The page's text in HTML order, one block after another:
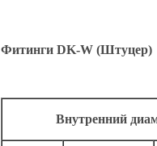
Фитинги DK-W (Штуцер)
Внутренний